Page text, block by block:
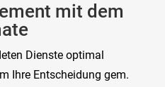
mit dem
Dienste optimal
Ihre Entscheidung gem.